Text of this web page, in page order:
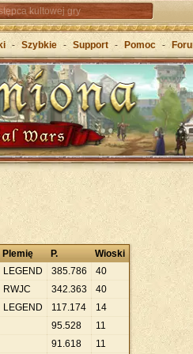
kultowej gry
Strategia o epokach cywilizacji
w antycznej Grecji
- Szybkie - Support - Pomoc -
Plemię P.
Wioski
LEGEND 385.786
40
RWJC 342.363
40
LEGEND 117.174
14
95.528
11
91.618 11